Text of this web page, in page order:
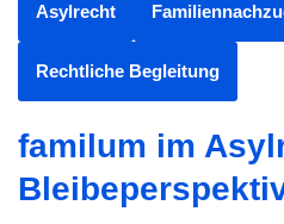
Asylrecht
Rechtliche Begleitung
familum im